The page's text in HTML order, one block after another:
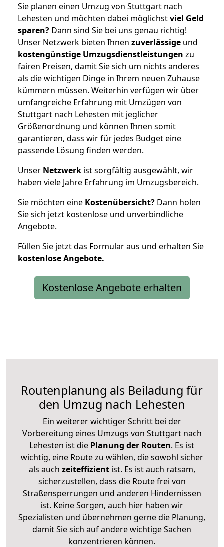
Sie planen einen Umzug von Stuttgart nach
Lehesten und möchten dabei möglichstviel Geld
sparen? Dann sind Sie bei uns genau richtig!
Unser Netzwerk bieten Ihnen zuverlässige und
kostengünstige Umzugsdienstleistungen zu
fairen Preisen, damit Sie sich um nichts anderes
als die wichtigen Dinge in Ihrem neuen Zuhause
kümmern müssen. Weiterhin verfügen wir über
umfangreiche Erfahrung mit Umzügen von
Stuttgart nach Lehesten mit jeglicher
Größenordnung und können Ihnen somit
garantieren, dass wir für jedes Budget eine
passende Lösung finden werden.
Unser Netzwerk ist sorgfältig ausgewählt, wir
haben viele Jahre Erfahrung im Umzugsbereich.
Sie möchten eine Kostenübersicht? Dann holen
Sie sich jetzt kostenlose und unverbindliche
Angebote.
Füllen Sie jetzt das Formular aus und erhalten Sie
kostenloseAngebote.
Kostenlose Angebote erhalten
Routenplanung als Beiladung für
den Umzug nach Lehesten
Ein weiterer wichtiger Schritt bei der
Vorbereitung eines Umzugs von Stuttgart nach
Lehesten ist die Planung der Routen. Es ist
wichtig, eine Route zu wählen, die sowohl sicher
als auch zeiteffizientist. Es ist auch ratsam,
sicherzustellen, dass die Route frei von
Straßensperrungen und anderen Hindernissen
ist. Keine Sorgen, auch hier haben wir
Spezialisten und übernehmen gerne die Planung,
damit Sie sich auf andere wichtige Sachen
konzentrieren können.